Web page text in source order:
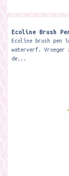
Ecoline Brush
Ecoline brush pen
waterverf.
de...